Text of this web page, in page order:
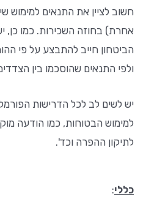
חשוב לציין את התנאים למימוש
אחרת) בחוזה השכירות. כמו כן,
הביטחון חייב להתבצע על פי
ולפי התנאים שהוסכמו בין
יש לשים לב לכל הדרישות
למימוש הבטוחות, כמו הודעה
לתיקון ההפרה וכד'.
כללי: